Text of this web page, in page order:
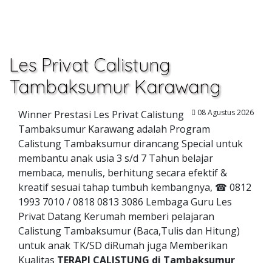
Les Privat Calistung
Tambaksumur Karawang
08 Agustus 2026
Winner Prestasi Les Privat Calistung
Tambaksumur Karawang adalah Program
Calistung Tambaksumur dirancang Special untuk
membantu anak usia 3 s/d 7 Tahun belajar
membaca, menulis, berhitung secara efektif &
kreatif sesuai tahap tumbuh kembangnya, ☎ 0812
1993 7010 / 0818 0813 3086 Lembaga Guru Les
Privat Datang Kerumah memberi pelajaran
Calistung Tambaksumur (Baca,Tulis dan Hitung)
untuk anak TK/SD diRumah juga Memberikan
Kualitas TERAPI CALISTUNG di Tambaksumur